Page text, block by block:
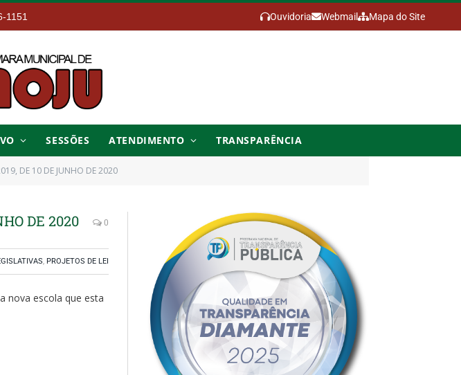
1151 Ouvidoria Webmail Mapa do Site
SESSÕES ATENDIMENTO TRANSPARÊNCIA
DE 10 DE JUNHO DE 2020
DE 2020 0
, PROJETOS DE LEI
nova escola que esta